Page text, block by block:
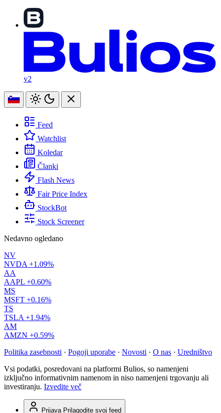
v2
Feed
Watchlist
Koledar
Članki
Flash News
Fair Price Index
StockBot
Stock Screener
Nedavno ogledano
NV
NVDA +1.09%
AA
AAPL +0.60%
MS
MSFT +0.16%
TS
TSLA +1.94%
AM
AMZN +0.59%
Politika zasebnosti · Pogoji uporabe · Novosti · O nas · Uredništvo
Vsi podatki, posredovani na platformi Bulios, so namenjeni
izključno informativnim namenom in niso namenjeni trgovanju ali
investiranju. Izvedite več
Prijava Prilagodite svoj feed